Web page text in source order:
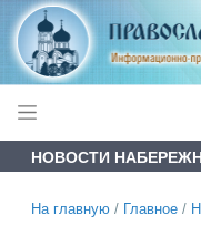
НОВОСТИ
На главную / Главное /